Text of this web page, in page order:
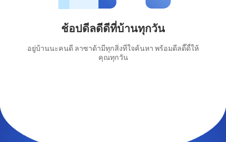
ช้อปดีลดีดีที่บ้านทุกวัน
อยู่บ้านนะคนดี ลาซาด้ามีทุกสิ่งที่ใจค้นหา พร้อมดีลดี๊ดี้ให้
คุณทุกวัน